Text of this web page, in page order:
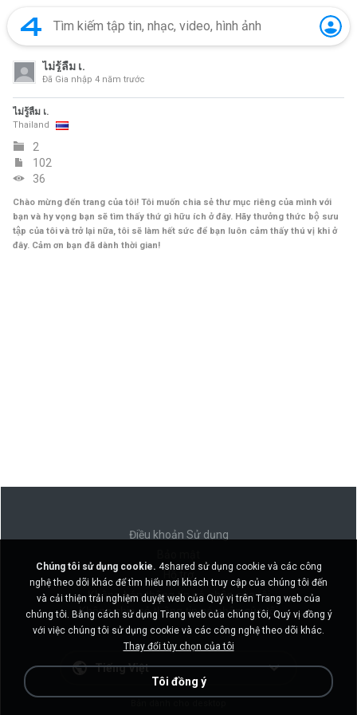
ไม่รู้ลืม เ.
Đã Gia nhập 4 năm trước
ไม่รู้ลืม เ.
Thailand
2
102
36
Chào mừng đến trang của tôi! Tôi muốn chia sẻ thư mục riêng của mình với
bạn và hy vọng bạn sẽ tìm thấy thứ gì hữu ích ở đây. Hãy thưởng thức bộ sưu
tập của tôi và trở lại nữa, tôi sẽ làm hết sức để bạn luôn cảm thấy thú vị khi ở
đây. Cảm ơn bạn đã dành thời gian!
Điều khoản Sử dụng
Không bán thông tin cá nhân của tôi
Không chia sẻ thông tin cá nhân của tôi
Tiếng Việt
Chúng tôi sử dụng cookie. 4shared sử dụng cookie và các công
nghệ theo dõi khác để tìm hiểu nơi khách truy cập của chúng tôi đến
và cải thiện trải nghiệm duyệt web của Quý vị trên Trang web của
chúng tôi. Bằng cách sử dụng Trang web của chúng tôi, Quý vị đồng ý
với việc chúng tôi sử dụng cookie và các công nghệ theo dõi khác.
Thay đổi tùy chọn của tôi
Tôi đồng ý